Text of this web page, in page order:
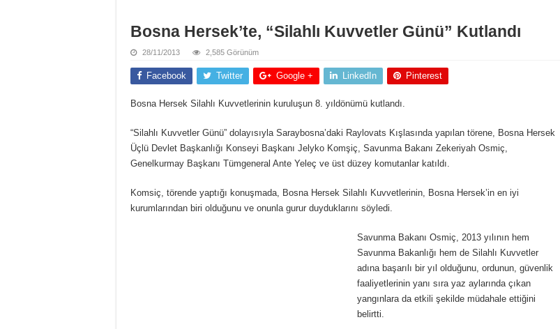
Bosna Hersek’te, “Silahlı Kuvvetler Günü” Kutlandı
28/11/2013 2,585 Görünüm
Facebook Twitter Google + LinkedIn Pinterest
Bosna Hersek Silahlı Kuvvetlerinin kuruluşun 8. yıldönümü kutlandı.
“Silahlı Kuvvetler Günü” dolayısıyla Saraybosna’daki Raylovats Kışlasında yapılan törene, Bosna Hersek
Üçlü Devlet Başkanlığı Konseyi Başkanı Jelyko Komşiç, Savunma Bakanı Zekeriyah Osmiç,
Genelkurmay Başkanı Tümgeneral Ante Yeleç ve üst düzey komutanlar katıldı.
Komsiç, törende yaptığı konuşmada, Bosna Hersek Silahlı Kuvvetlerinin, Bosna Hersek’in en iyi
kurumlarından biri olduğunu ve onunla gurur duyduklarını söyledi.
Savunma Bakanı Osmiç, 2013 yılının hem
Savunma Bakanlığı hem de Silahlı Kuvvetler
adına başarılı bir yıl olduğunu, ordunun, güvenlik
faaliyetlerinin yanı sıra yaz aylarında çıkan
yangınlara da etkili şekilde müdahale ettiğini
belirtti.